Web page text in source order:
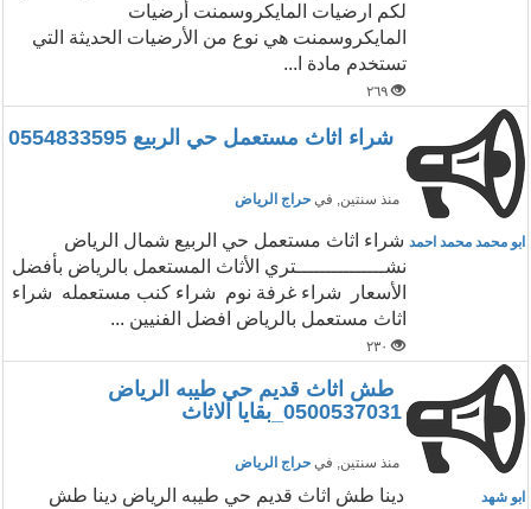
لكم ارضيات المايكروسمنت أرضيات
المايكروسمنت هي نوع من الأرضيات الحديثة التي
تستخدم مادة ا...
٢٦٩
شراء اثاث مستعمل حي الربيع 0554833595
منذ سنتين, في حراج الرياض
ابو محمد محمد احمد شراء اثاث مستعمل حي الربيع شمال الرياض
نشـــــــــــــــتري الأثاث المستعمل بالرياض بأفضل
الأسعار شراء غرفة نوم شراء كنب مستعمله شراء
اثاث مستعمل بالرياض افضل الفنيين ...
٢٣٠
طش اثاث قديم حي طيبه الرياض
0500537031_بقايا الاثاث
منذ سنتين, في حراج الرياض
ابو شهد
دينا طش اثاث قديم حي طيبه الرياض دينا طش